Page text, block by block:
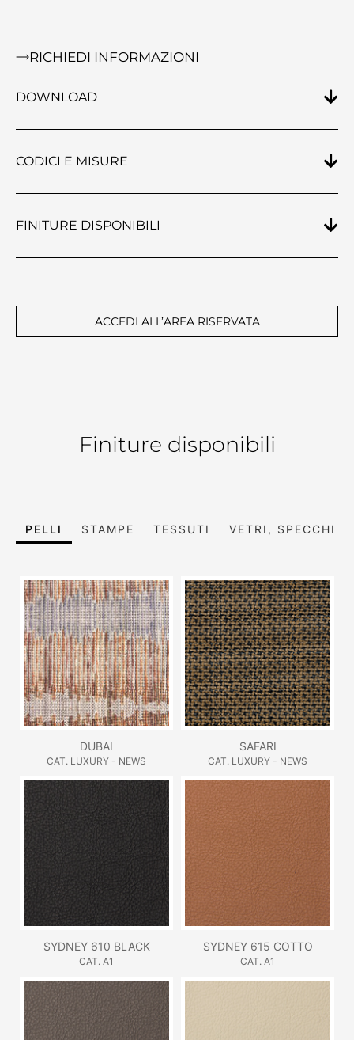
RICHIEDI INFORMAZIONI
DOWNLOAD
CODICI E MISURE
FINITURE DISPONIBILI
ACCEDI ALL’AREA RISERVATA
Finiture disponibili
PELLI STAMPE TESSUTI VETRI, SPECCHI E
DUBAI
CAT. LUXURY - NEWS
SAFARI
CAT. LUXURY - NEWS
SYDNEY 610 BLACK
CAT. A1
SYDNEY 615 COTTO
CAT. A1